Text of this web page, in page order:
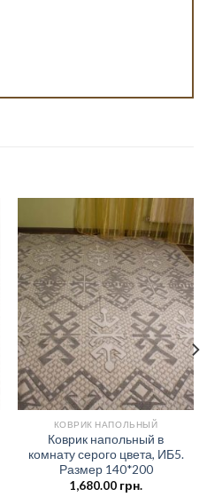
КОВРИК НАПОЛЬНЫЙ
Коврик напольный в
комнату серого цвета, ИБ5.
Размер 140*200
1,680.00 грн.